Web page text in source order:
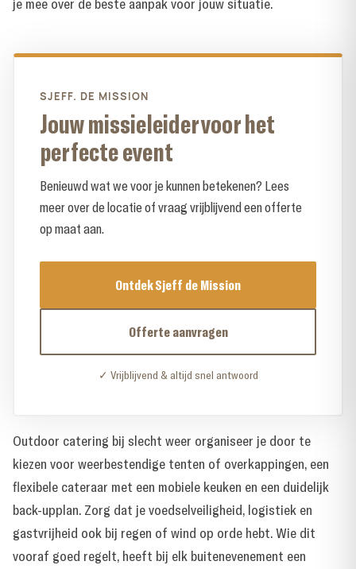
je mee over de beste aanpak voor jouw situatie.
SJEFF. DE MISSION
Jouw missieleider voor het
perfecte event
Benieuwd wat we voor je kunnen betekenen? Lees
meer over de locatie of vraag vrijblijvend een offerte
op maat aan.
Ontdek Sjeff de Mission
Offerte aanvragen
✓ Vrijblijvend & altijd snel antwoord
Outdoor catering bij slecht weer organiseer je door te
kiezen voor weerbestendige tenten of overkappingen, een
flexibele cateraar met een mobiele keuken en een duidelijk
back-upplan. Zorg dat je voedselveiligheid, logistiek en
gastvrijheid ook bij regen of wind op orde hebt. Wie dit
vooraf goed regelt, heeft bij elk buitenevenement een